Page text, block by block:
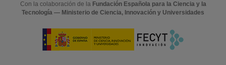
Con la colaboración de la Fundación Española para la Ciencia y la
Tecnología — Ministerio de Ciencia, Innovación y Universidades